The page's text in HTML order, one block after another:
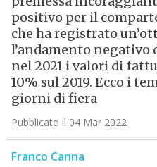
positivo per il
che ha registrato
l’andamento negativo
nel 2021 i valori di
10% sul 2019. Ecco i
giorni di fiera
Pubblicato il 04 Mar 2022
Franco Canna